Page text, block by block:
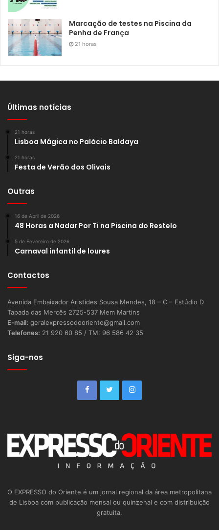
Marcação de testes na Piscina da
Penha de França
21 horas
Últimas notícias
21 horas
Lisboa Mágica no Palácio Baldaya
21 horas
Festa de Verão dos Olivais
Outras
16 de Abril de 2026
48 Horas a Nadar Por Ti na Piscina do Restelo
5 de Fevereiro de 2026
Carnaval infantil de loures
Contactos
Avenida Embaixador Aristides Sousa Mendes, 18 – C – Estúdio D
Tapada das Mercês 2725-537 Mem Martins
E-mail: geralexpressodooriente@gmail.com
Telefones: 21 920 60 85 / TM: 96 586 42 35
Siga-nos
O EXPRESSO do Oriente é um jornal regional da área metropolitana
de Lisboa com publicação mensal ou quinzenal e com distribuição
gratuita.